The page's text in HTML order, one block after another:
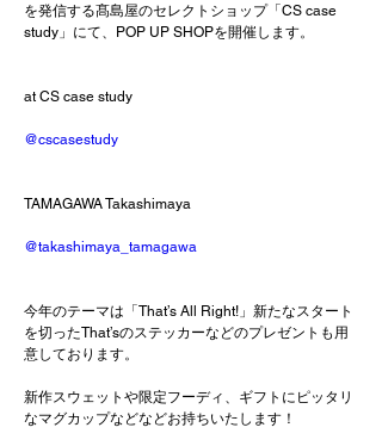
を発信する髙島屋のセレクトショップ「CS case
study」にて、POP UP SHOPを開催します。
at CS case study
@cscasestudy
TAMAGAWA Takashimaya
@takashimaya_tamagawa
今年のテーマは「That’s All Right!」新たなスタート
を切ったThat’sのステッカーなどのプレゼントも用
意しております。
新作スウェットや限定フーディ、ギフトにピッタリ
なマグカップなどなどお持ちいたします！